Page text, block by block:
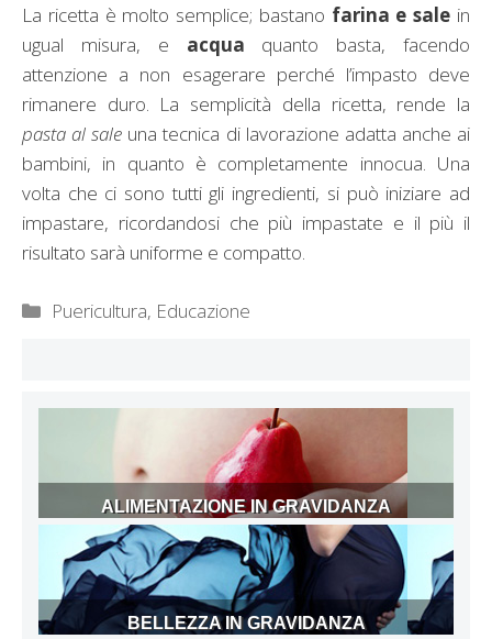
La ricetta è molto semplice; bastano farina e sale in
ugual misura, e acqua quanto basta, facendo
attenzione a non esagerare perché l’impasto deve
rimanere duro. La semplicità della ricetta, rende la
pasta al sale una tecnica di lavorazione adatta anche ai
bambini, in quanto è completamente innocua. Una
volta che ci sono tutti gli ingredienti, si può iniziare ad
impastare, ricordandosi che più impastate e il più il
risultato sarà uniforme e compatto.
Categorie
Puericultura, Educazione
ALIMENTAZIONE IN GRAVIDANZA
BELLEZZA IN GRAVIDANZA